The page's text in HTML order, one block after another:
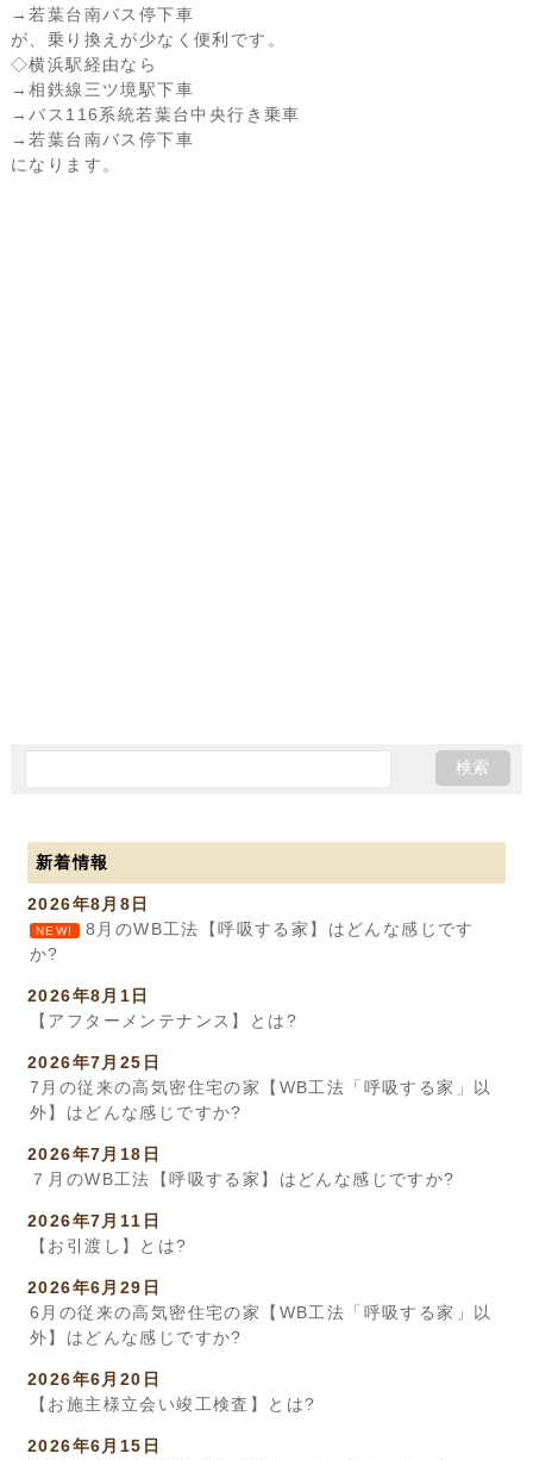
→若葉台南バス停下車
が、乗り換えが少なく便利です。
◇横浜駅経由なら
→相鉄線三ツ境駅下車
→バス116系統若葉台中央行き乗車
→若葉台南バス停下車
になります。
新着情報
2026年8月8日
NEW!
8月のWB工法【呼吸する家】はどんな感じです
か?
2026年8月1日
【アフターメンテナンス】とは?
2026年7月25日
7月の従来の高気密住宅の家【WB工法「呼吸する家」以
外】はどんな感じですか?
2026年7月18日
７月のWB工法【呼吸する家】はどんな感じですか?
2026年7月11日
【お引渡し】とは?
2026年6月29日
6月の従来の高気密住宅の家【WB工法「呼吸する家」以
外】はどんな感じですか?
2026年6月20日
【お施主様立会い竣工検査】とは?
2026年6月15日